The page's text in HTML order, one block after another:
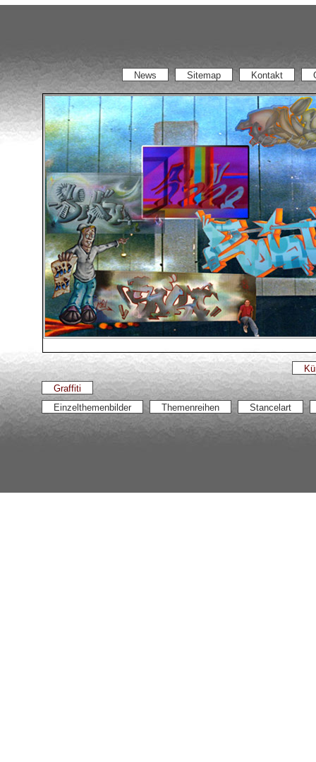
News Sitemap Kontakt
Graffiti
Einzelthemenbilder
Themenreihen Stancelart